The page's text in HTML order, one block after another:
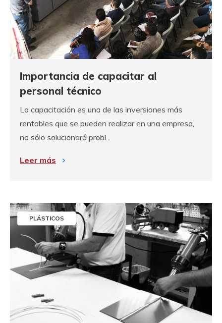
Importancia de capacitar al
personal técnico
La capacitación es una de las inversiones más
rentables que se pueden realizar en una empresa,
no sólo solucionará probl...
Leer más
PLÁSTICOS